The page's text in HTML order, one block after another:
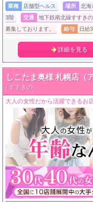
業種 店舗型ヘルス 場所
北海
3階
交通 地下鉄南北線すすき
募集しております。
給与 日給
詳細を見る
しこたま奥様 札幌店（
/ すすきの
大人の女性だから活躍できるお